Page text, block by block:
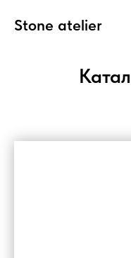
Stone atelier